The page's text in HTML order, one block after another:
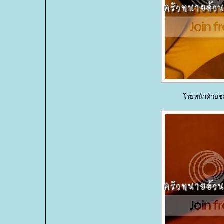
รยหน้าด้วยช